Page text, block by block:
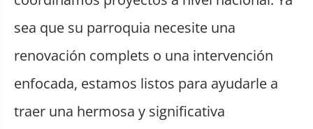
sea que su parroquia necesite una
renovación complets o una intervención
enfocada, estamos listos para ayudarle a
traer una hermosa y significativa